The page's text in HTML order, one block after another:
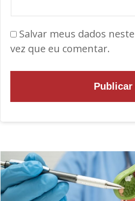
Salvar meus dados
vez que eu comentar.